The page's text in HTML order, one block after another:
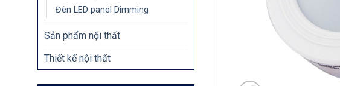
Đèn LED panel Dimming
Sản phẩm nội thất
Thiết kế nội thất